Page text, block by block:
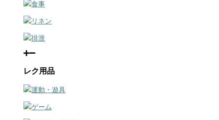
食事
リネン
排泄
レク用品
運動・遊具
ゲーム